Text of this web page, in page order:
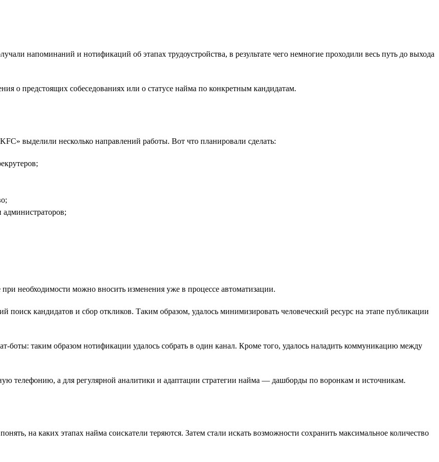
напоминаний и нотификаций об этапах трудоустройства, в результате чего немногие проходили весь путь до выхода
о предстоящих собеседованиях или о статусе найма по конкретным кандидатам.
выделили несколько направлений работы. Вот что планировали сделать:
администраторов;
необходимости можно вносить изменения уже в процессе автоматизации.
поиск кандидатов и сбор откликов. Таким образом, удалось минимизировать человеческий ресурс на этапе публикации
боты: таким образом нотификации удалось собрать в один канал. Кроме того, удалось наладить коммуникацию между
телефонию, а для регулярной аналитики и адаптации стратегии найма — дашборды по воронкам и источникам.
на каких этапах найма соискатели теряются. Затем стали искать возможности сохранить максимальное количество